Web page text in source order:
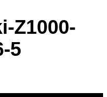
Z1000-
5